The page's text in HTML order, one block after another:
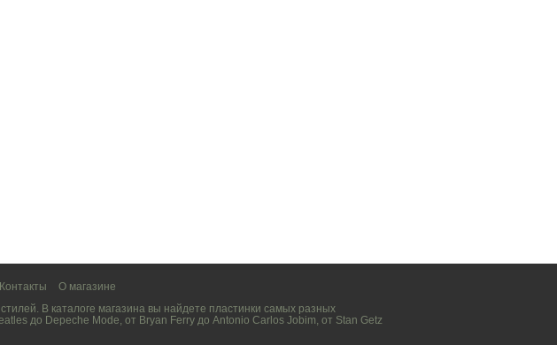
Контакты
О магазине
В каталоге магазина вы найдете пластинки самых разных
до Depeche Mode, от Bryan Ferry до Antonio Carlos Jobim, от Stan Getz